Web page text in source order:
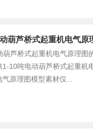
葫芦桥式起重机电气原
葫芦桥式起重机电气原理图
1-10吨电动葫芦桥式起重机
原理图模型素材仅...